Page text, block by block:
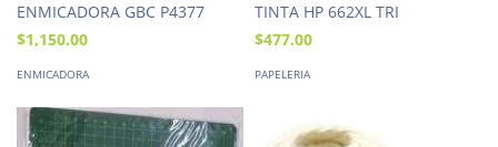
ENMICADORA GBC P4377
$1,150.00
ENMICADORA
TINTA HP 662XL TRI
$477.00
PAPELERIA